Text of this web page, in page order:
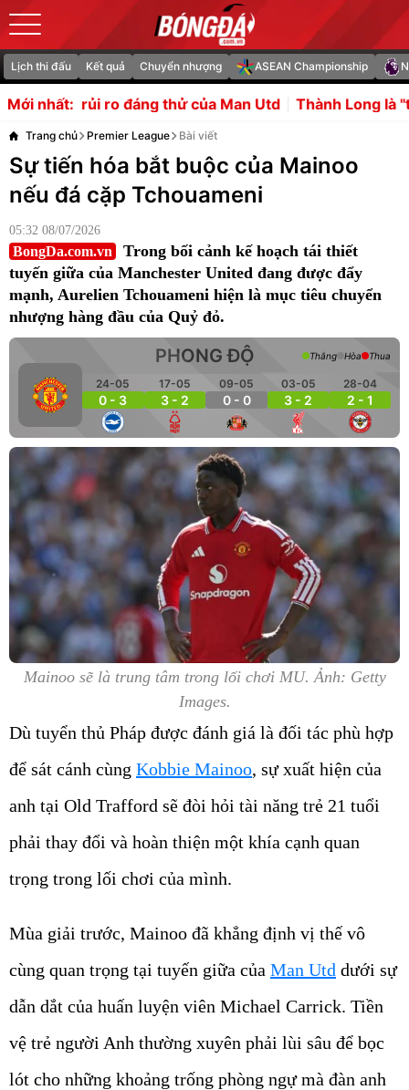
Lịch thi đấu Kết quả Chuyển nhượng ASEAN Championship
Mới nhất:
thử của Man Utd Thành Long là "trái tim" mới trong
Trang chủ Premier League Bài viết
Sự tiến hóa bắt buộc của Mainoo
nếu đá cặp Tchouameni
05:32 08/07/2026
BongDa.com.vn
Trong bối cảnh kế hoạch tái thiết
tuyến giữa của Manchester United đang được đẩy
mạnh, Aurelien Tchouameni hiện là mục tiêu chuyển
nhượng hàng đầu của Quỷ đỏ.
PHONG ĐỘ
24-05
0 - 3
17-05
3 - 2
09-05
0 - 0
03-05
3 - 2
28-04
2 - 1
Thắng Hòa Thua
Mainoo sẽ là trung tâm trong lối chơi MU. Ảnh: Getty
Images.
Dù tuyển thủ Pháp được đánh giá là đối tác phù hợp
để sát cánh cùng Kobbie Mainoo, sự xuất hiện của
anh tại Old Trafford sẽ đòi hỏi tài năng trẻ 21 tuổi
phải thay đổi và hoàn thiện một khía cạnh quan
trọng trong lối chơi của mình.
Mùa giải trước, Mainoo đã khẳng định vị thế vô
cùng quan trọng tại tuyến giữa của Man Utd dưới sự
dẫn dắt của huấn luyện viên Michael Carrick. Tiền
vệ trẻ người Anh thường xuyên phải lùi sâu để bọc
lót cho những khoảng trống phòng ngự mà đàn anh